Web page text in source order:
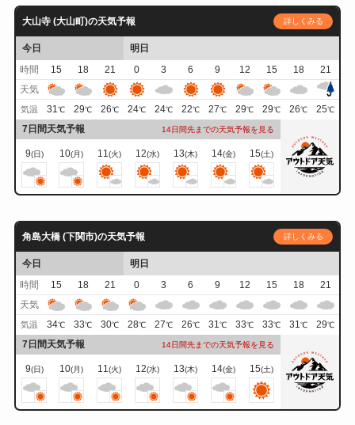
大山寺 (大山町)の天気予報 詳しくみる
今日
明日
時間
15 18 21 0 3 6 9 12 15 18
21
天気
気温 31℃ 29℃ 26℃ 24℃ 24℃ 22℃ 27℃ 29℃ 29℃ 26℃ 25℃
7日間天気予報 14日間先までの天気予報を見る
9(日) 10(月) 11(火) 12(水) 13(木) 14(金) 15(土)
角島大橋 (下関市)の天気予報 詳しくみる
今日
明日
時間
15 18 21 0 3 6 9 12 15 18
21
天気
気温 34℃ 33℃ 30℃ 28℃ 27℃ 26℃ 31℃ 33℃ 33℃ 31℃ 29℃
7日間天気予報 14日間先までの天気予報を見る
9(日) 10(月) 11(火) 12(水) 13(木) 14(金) 15(土)